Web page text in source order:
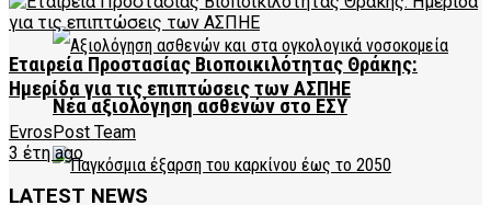
Νέα αξιολόγηση ασθενών στο ΕΣΥ
Εταιρεία Προστασίας Βιοποικιλότητας Θράκης:
Ημερίδα για τις επιπτώσεις των ΑΣΠΗΕ
EvrosPost Team
3 έτη ago
LATEST NEWS